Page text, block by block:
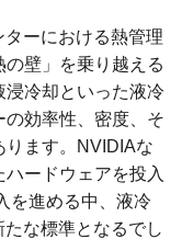
ーにおける熱管理
壁」を乗り越える
浸冷却といった液冷
効率性、密度、そ
ります。NVIDIAな
ードウェアを投入
を進める中、液冷
な標準となるでし